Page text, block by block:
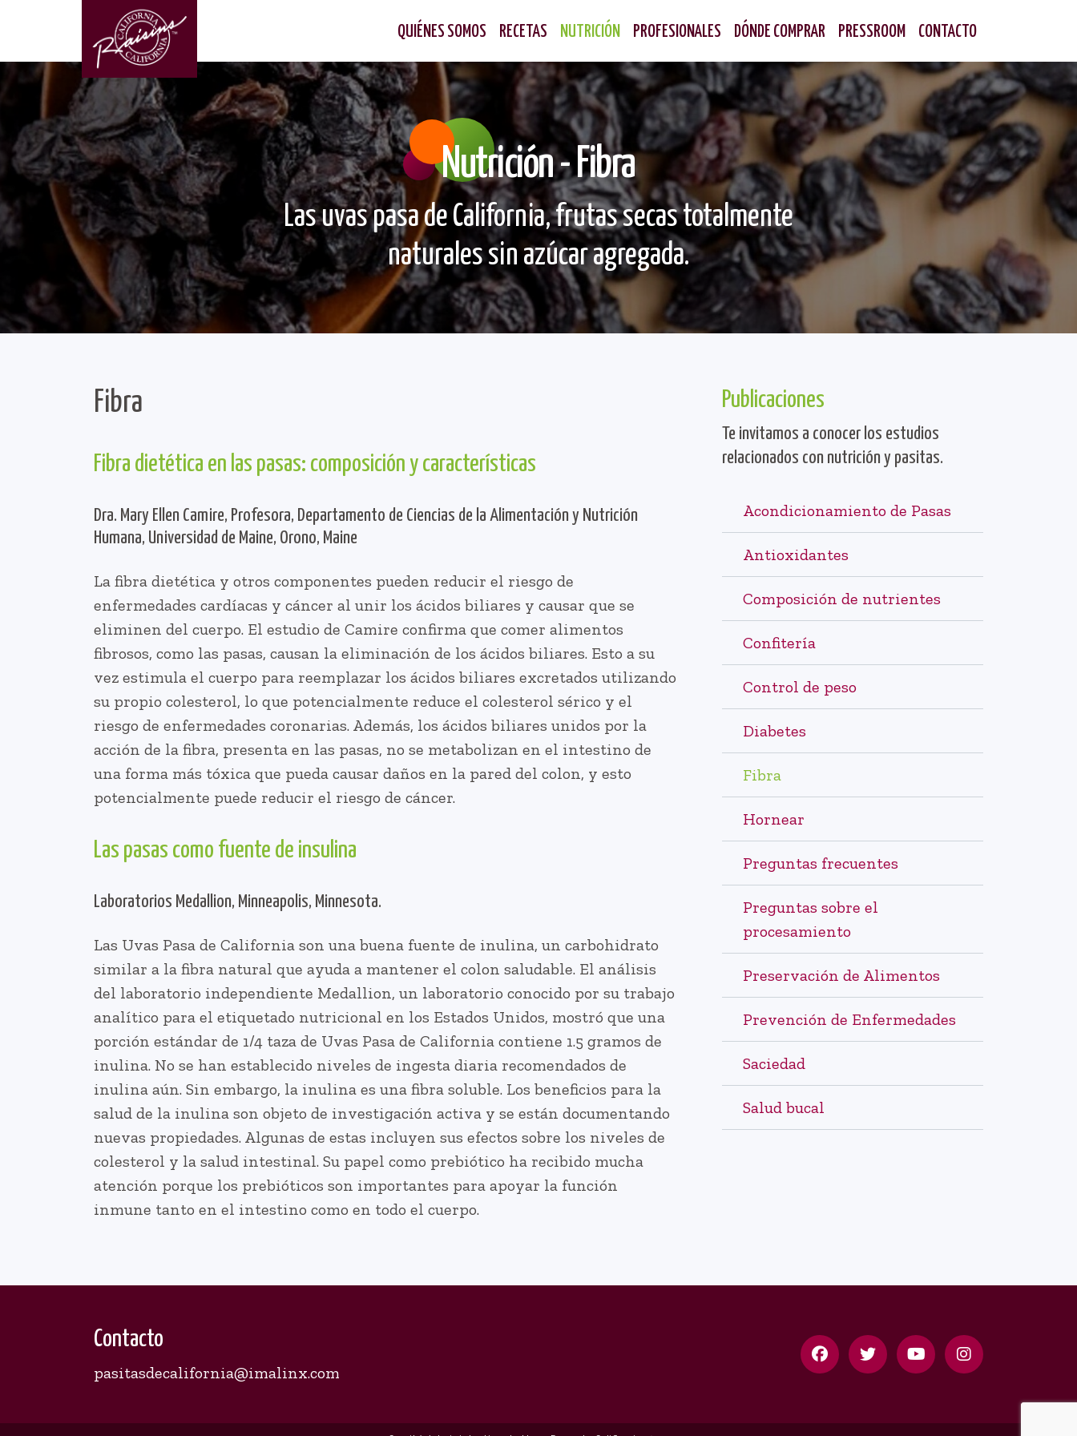
QUIÉNES SOMOS RECETAS NUTRICIÓN PROFESIONALES DÓNDE COMPRAR PRESSROOM CONTACTO
Nutrición - Fibra
Las uvas pasa de California, frutas secas totalmente
naturales sin azúcar agregada.
Fibra
Fibra dietética en las pasas: composición y características
Dra. Mary Ellen Camire, Profesora, Departamento de Ciencias de la Alimentación y Nutrición
Humana, Universidad de Maine, Orono, Maine
La fibra dietética y otros componentes pueden reducir el riesgo de
enfermedades cardíacas y cáncer al unir los ácidos biliares y causar que se
eliminen del cuerpo. El estudio de Camire confirma que comer alimentos
fibrosos, como las pasas, causan la eliminación de los ácidos biliares. Esto a su
vez estimula el cuerpo para reemplazar los ácidos biliares excretados utilizando
su propio colesterol, lo que potencialmente reduce el colesterol sérico y el
riesgo de enfermedades coronarias. Además, los ácidos biliares unidos por la
acción de la fibra, presenta en las pasas, no se metabolizan en el intestino de
una forma más tóxica que pueda causar daños en la pared del colon, y esto
potencialmente puede reducir el riesgo de cáncer.
Las pasas como fuente de insulina
Laboratorios Medallion, Minneapolis, Minnesota.
Las Uvas Pasa de California son una buena fuente de inulina, un carbohidrato
similar a la fibra natural que ayuda a mantener el colon saludable. El análisis
del laboratorio independiente Medallion, un laboratorio conocido por su trabajo
analítico para el etiquetado nutricional en los Estados Unidos, mostró que una
porción estándar de 1/4 taza de Uvas Pasa de California contiene 1.5 gramos de
inulina. No se han establecido niveles de ingesta diaria recomendados de
inulina aún. Sin embargo, la inulina es una fibra soluble. Los beneficios para la
salud de la inulina son objeto de investigación activa y se están documentando
nuevas propiedades. Algunas de estas incluyen sus efectos sobre los niveles de
colesterol y la salud intestinal. Su papel como prebiótico ha recibido mucha
atención porque los prebióticos son importantes para apoyar la función
inmune tanto en el intestino como en todo el cuerpo.
Publicaciones
Te invitamos a conocer los estudios
relacionados con nutrición y pasitas.
Acondicionamiento de Pasas
Antioxidantes
Composición de nutrientes
Confitería
Control de peso
Diabetes
Fibra
Hornear
Preguntas frecuentes
Preguntas sobre el
procesamiento
Preservación de Alimentos
Prevención de Enfermedades
Saciedad
Salud bucal
Contacto
pasitasdecalifornia@imalinx.com